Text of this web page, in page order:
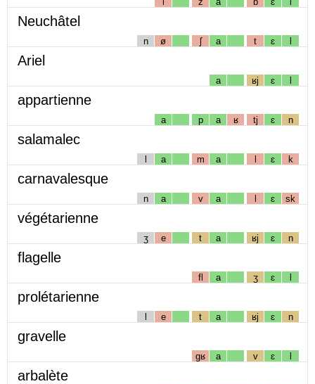
Neuchâtel
n ø ʃ a t ɛ l
Ariel
a ʁj ɛ l
appartienne
a p a ʁ tj ɛ n
salamalec
l a m a l ɛ k
carnavalesque
n a v a l ɛ sk
végétarienne
ʒ e t a ʁj ɛ n
flagelle
fl a ʒ ɛ l
prolétarienne
l e t a ʁj ɛ n
gravelle
gʁ a v ɛ l
arbalète